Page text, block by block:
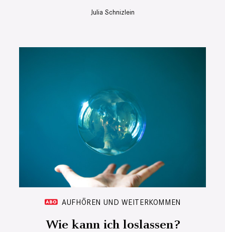
Julia Schnizlein
AUFHÖREN UND WEITERKOMMEN
Wie kann ich loslassen?